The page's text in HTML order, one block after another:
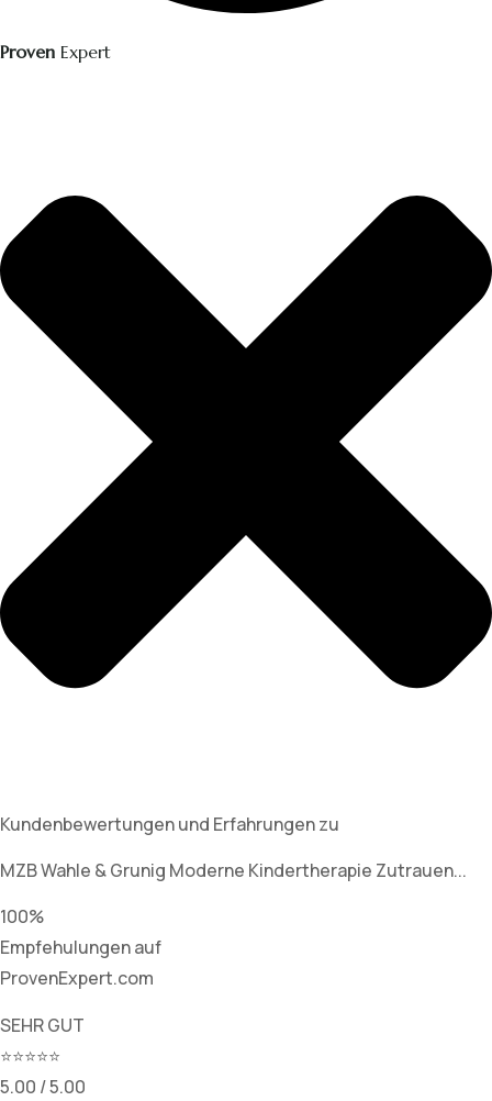
Proven Expert
Kundenbewertungen und Erfahrungen zu
MZB Wahle & Grunig Moderne Kindertherapie Zutrauen...
100%
Empfehulungen auf
ProvenExpert.com
SEHR GUT
⭐⭐⭐⭐⭐
5.00 / 5.00